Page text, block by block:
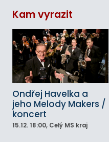
Kam vyrazit
Ondřej Havelka a
jeho Melody Makers /
koncert
15.12. 18:00, Celý MS kraj